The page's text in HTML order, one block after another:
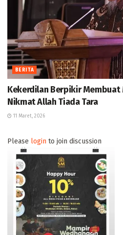
BERITA
Kekerdilan Berpikir Membuat
Nikmat Allah Tiada Tara
11 Maret, 2026
Please login to join discussion